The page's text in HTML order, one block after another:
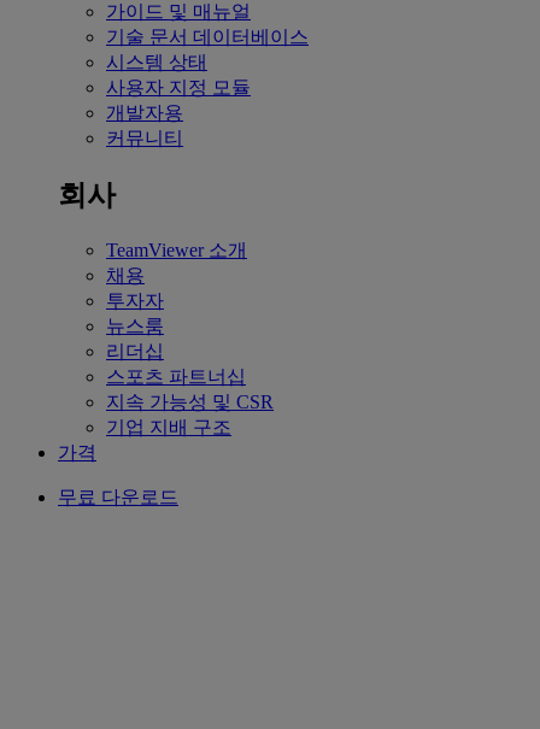
가이드 및 매뉴얼
기술 문서 데이터베이스
시스템 상태
사용자 지정 모듈
개발자용
커뮤니티
회사
TeamViewer 소개
채용
투자자
뉴스룸
리더십
스포츠 파트너십
지속 가능성 및 CSR
기업 지배 구조
가격
무료 다운로드